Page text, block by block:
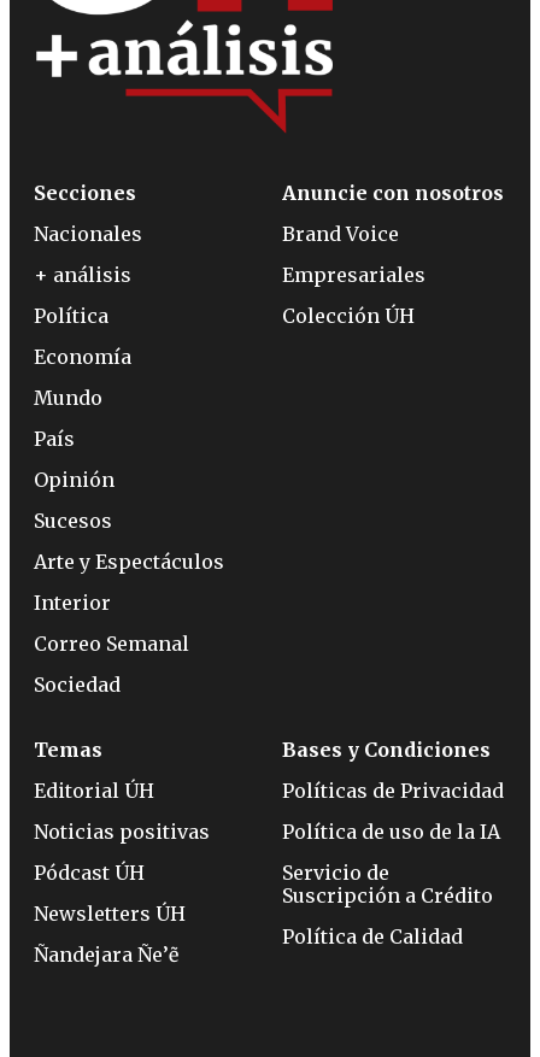
Secciones
Nacionales
+ análisis
Política
Economía
Mundo
País
Opinión
Sucesos
Arte y Espectáculos
Interior
Correo Semanal
Sociedad
Anuncie con nosotros
Brand Voice
Empresariales
Colección ÚH
Temas
Editorial ÚH
Noticias positivas
Pódcast ÚH
Newsletters ÚH
Ñandejara Ñe’ẽ
Bases y Condiciones
Políticas de Privacidad
Política de uso de la IA
Servicio de
Suscripción a Crédito
Política de Calidad